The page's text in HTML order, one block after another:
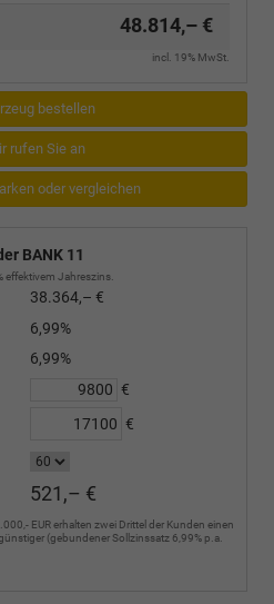
48.814,– €
incl. 19% MwSt.
bestellen
rufen Sie an
oder vergleichen
BANK 11
effektivem Jahreszins.
38.364,– €
6,99%
6,99%
€
€
521,– €
EUR erhalten zwei Drittel der Kunden einen
(gebundener Sollzinssatz 6,99% p.a.